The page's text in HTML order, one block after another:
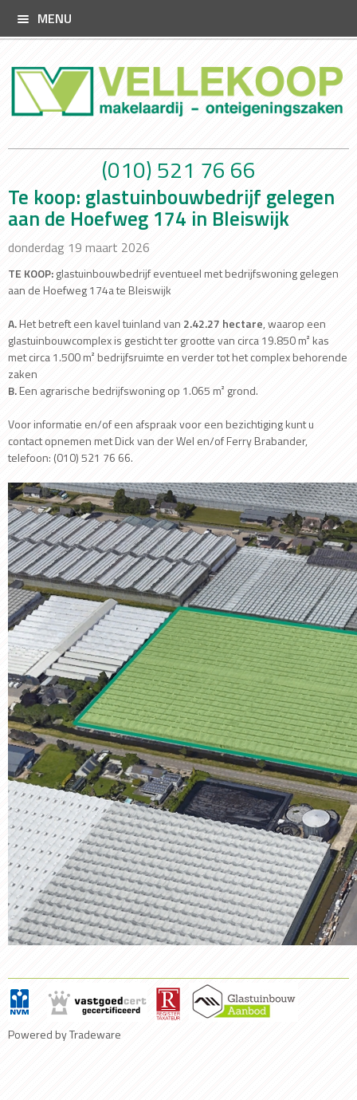
MENU
(010) 521 76 66
Te koop: glastuinbouwbedrijf gelegen
aan de Hoefweg 174 in Bleiswijk
donderdag 19 maart 2026
TE KOOP:glastuinbouwbedrijf eventueel met bedrijfswoning gelegen
aan de Hoefweg 174a te Bleiswijk
A.Het betreft een kavel tuinland van 2.42.27 hectare, waarop een
glastuinbouwcomplex is gesticht ter grootte van circa 19.850 m² kas
met circa 1.500 m² bedrijfsruimte en verder tot het complex behorende
zaken
B.Een agrarische bedrijfswoning op 1.065 m² grond.
Voor informatie en/of een afspraak voor een bezichtiging kunt u
contact opnemen met Dick van der Wel en/of Ferry Brabander,
telefoon: (010) 521 76 66.
Powered by Tradeware